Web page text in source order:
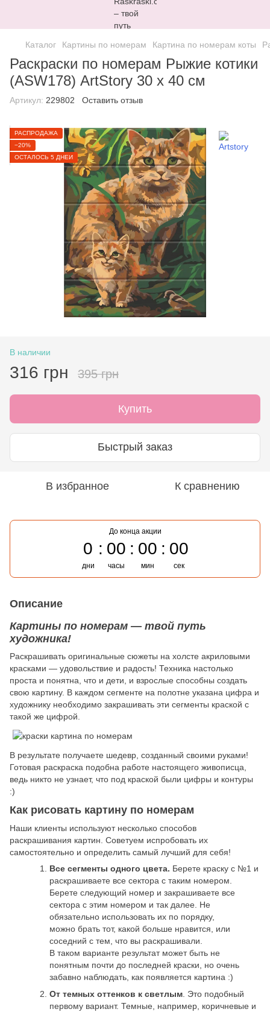
Каталог Картины по номерам Картина по номерам коты
Раскраски по номерам Рыжие котики
(ASW178) ArtStory 30 х 40 см
Артикул: 229802 Оставить отзыв
РАСПРОДАЖА
−20%
ОСТАЛОСЬ 5 ДНЕЙ
В наличии
316 грн 395 грн
Купить
Быстрый заказ
В избранное К сравнению
До конца акции
0
дни
00
часы
00
мин
00
сек
Описание
Картины по номерам — твой путь
художника!
Раскрашивать оригинальные сюжеты на холсте акриловыми
красками — удовольствие и радость! Техника настолько
проста и понятна, что и дети, и взрослые способны создать
свою картину. В каждом сегменте на полотне указана цифра и
художнику необходимо закрашивать эти сегменты краской с
такой же цифрой.
В результате получаете шедевр, созданный своими руками!
Готовая раскраска подобна работе настоящего живописца,
ведь никто не узнает, что под краской были цифры и контуры
:)
Как рисовать картину по номерам
Наши клиенты используют несколько способов
раскрашивания картин. Советуем испробовать их
самостоятельно и определить самый лучший для себя!
Все сегменты одного цвета. Берете краску с №1 и
раскрашиваете все сектора с таким номером.
Берете следующий номер и закрашиваете все
сектора с этим номером и так далее. Не
обязательно использовать их по порядку,
можно брать тот, какой больше нравится, или
соседний с тем, что вы раскрашивали.
В таком варианте результат может быть не
понятным почти до последней краски, но очень
забавно наблюдать, как появляется картина :)
От темных оттенков к светлым . Это подобный
первому вариант. Темные, например, коричневые и